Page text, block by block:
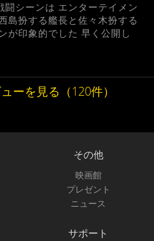
闘シーンは エンターテイメン
島扮する艦長と佐々木扮する
が印象的でした 早く公開し
ーを見る（120件）
その他
映画館
プレゼント
ニュース
サポート